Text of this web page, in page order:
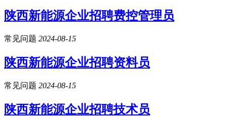
陕西新能源企业招聘费控管理员
常见问题 2024-08-15
陕西新能源企业招聘资料员
常见问题 2024-08-15
陕西新能源企业招聘技术员